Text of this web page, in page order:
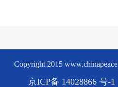
Copyright 2015
京ICP备 14028866 号-1